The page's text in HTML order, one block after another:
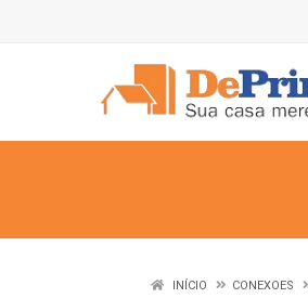
INÍCIO CONEXOES